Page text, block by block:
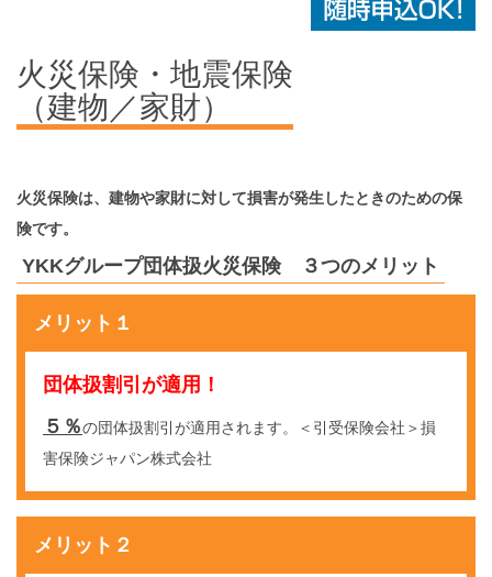
火災保険・地震保険
（建物／家財）
火災保険は、建物や家財に対して損害が発生したときのための保
険です。
YKKグループ団体扱火災保険 ３つのメリット
メリット１
団体扱割引が適用！
５％の団体扱割引が適用されます。＜引受保険会社＞損
害保険ジャパン株式会社
メリット２